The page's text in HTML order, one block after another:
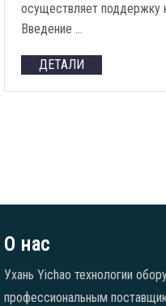
осуществляет поддержку
Введение …
ДЕТАЛИ
О нас
Ухань Yichao технологии
профессиональным